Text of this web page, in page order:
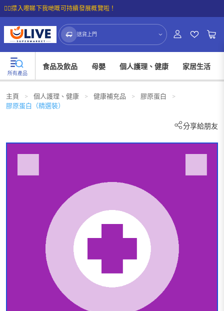
☝🏼㩒入嚟睇下我哋嘅可持續發展概覽啦！
送貨上門
所有產品
食品及飲品 母嬰 個人護理、健康 家居生活
主頁 > 個人護理、健康 > 健康補充品 > 膠原蛋白
>
膠原蛋白（精選裝）
分享給朋友